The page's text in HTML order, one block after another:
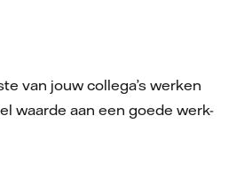
van jouw collega’s werken
waarde aan een goede werk-